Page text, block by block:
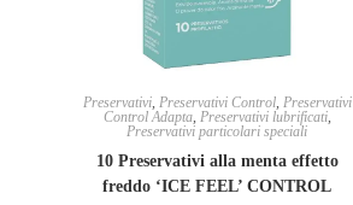
Preservativi, Preservativi Control, Preservativi
Control Adapta, Preservativi lubrificati,
Preservativi particolari speciali
10 Preservativi alla menta effetto
freddo ‘ICE FEEL’ CONTROL